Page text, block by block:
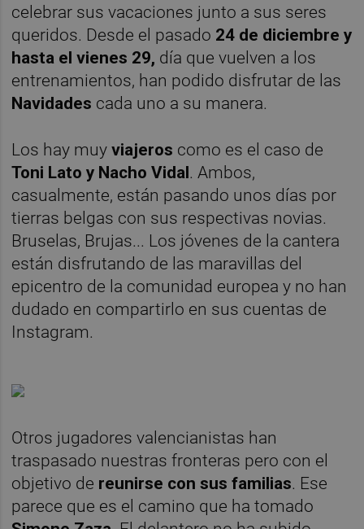
celebrar sus vacaciones junto a sus seres
queridos. Desde el pasado 24 de diciembre y
hasta el vienes 29, día que vuelven a los
entrenamientos, han podido disfrutar de las
Navidades cada uno a su manera.
Los hay muyviajeros como es el caso de
Toni Lato y Nacho Vidal. Ambos,
casualmente, están pasando unos días por
tierras belgas con sus respectivas novias.
Bruselas, Brujas... Los jóvenes de la cantera
están disfrutando de las maravillas del
epicentro de la comunidad europea y no han
dudado en compartirlo en sus cuentas de
Instagram.
Otros jugadores valencianistas han
traspasado nuestras fronteras pero con el
objetivo de reunirse con sus familias. Ese
parece que es el camino que ha tomado